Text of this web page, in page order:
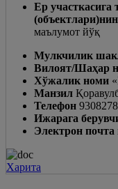
Ер участкасига
маълумот йўқ
Мулкчилик
Вилоят/Шаҳар
Хўжалик номи
Манзил
Телефон
Ижарага
Электрон почта
Харита